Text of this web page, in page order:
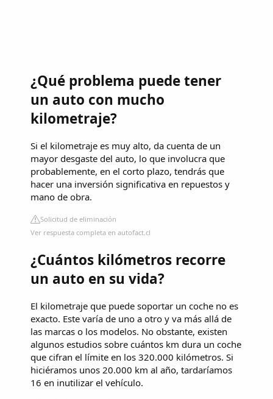
¿Qué problema puede tener
un auto con mucho
kilometraje?
Si el kilometraje es muy alto, da cuenta de un
mayor desgaste del auto, lo que involucra que
probablemente, en el corto plazo, tendrás que
hacer una inversión significativa en repuestos y
mano de obra.
Solicitud de eliminación
Ver respuesta completa en autofact.cl
¿Cuántos kilómetros recorre
un auto en su vida?
El kilometraje que puede soportar un coche no es
exacto. Este varía de uno a otro y va más allá de
las marcas o los modelos. No obstante, existen
algunos estudios sobre cuántos km dura un coche
que cifran el límite en los 320.000 kilómetros. Si
hiciéramos unos 20.000 km al año, tardaríamos
16 en inutilizar el vehículo.